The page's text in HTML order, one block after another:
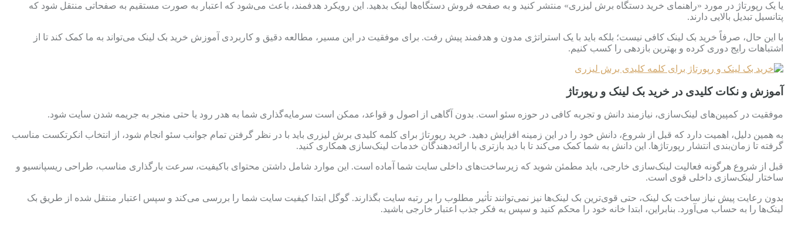
یا یک رپورتاژ در مورد «راهنمای خرید دستگاه برش لیزری» منتشر کنید و به صفحه فروش دستگاه‌ها لینک بدهید. این رویکرد هدفمند، باعث می‌شود که اعتبار به صورت مستقیم به صفحاتی منتقل شود که
پتانسیل تبدیل بالایی دارند.
با این حال، صرفاً خرید بک لینک کافی نیست؛ بلکه باید با یک استراتژی مدون و هدفمند پیش رفت. برای موفقیت در این مسیر، مطالعه دقیق و کاربردی آموزش خرید بک لینک می‌تواند به ما کمک کند تا از
اشتباهات رایج دوری کرده و بهترین بازدهی را کسب کنیم.
آموزش و نکات کلیدی در خرید بک لینک و رپورتاژ
موفقیت در کمپین‌های لینک‌سازی، نیازمند دانش و تجربه کافی در حوزه سئو است. بدون آگاهی از اصول و قواعد، ممکن است سرمایه‌گذاری شما به هدر رود یا حتی منجر به جریمه شدن سایت شود.
به همین دلیل، اهمیت دارد که قبل از شروع، دانش خود را در این زمینه افزایش دهید. خرید رپورتاژ برای کلمه کلیدی برش لیزری باید با در نظر گرفتن تمام جوانب سئو انجام شود، از انتخاب انکرتکست مناسب
گرفته تا زمان‌بندی انتشار رپورتاژها. این دانش به شما کمک می‌کند تا با دید بازتری با ارائه‌دهندگان خدمات لینک‌سازی همکاری کنید.
قبل از شروع هرگونه فعالیت لینک‌سازی خارجی، باید مطمئن شوید که زیرساخت‌های داخلی سایت شما آماده است. این موارد شامل داشتن محتوای باکیفیت، سرعت بارگذاری مناسب، طراحی ریسپانسیو و
ساختار لینک‌سازی داخلی قوی است.
بدون رعایت پیش نیاز ساخت بک لینک، حتی قوی‌ترین بک لینک‌ها نیز نمی‌توانند تأثیر مطلوب را بر رتبه سایت بگذارند. گوگل ابتدا کیفیت سایت شما را بررسی می‌کند و سپس اعتبار منتقل شده از طریق بک
لینک‌ها را به حساب می‌آورد. بنابراین، ابتدا خانه خود را محکم کنید و سپس به فکر جذب اعتبار خارجی باشید.